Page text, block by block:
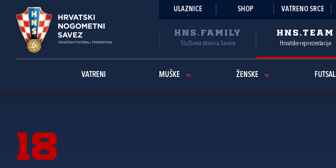
ULAZNICE SHOP VATRENO SRCE
HNS.FAMILY
Službena stranica Saveza
HNS.TEAM
Hrvatske reprezentacije
VATRENI MUŠKE ŽENSKE FUTSAL
18